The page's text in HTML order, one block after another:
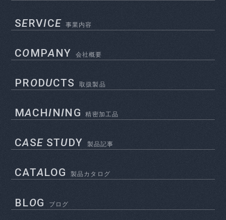
SERVICE 事業内容
COMPANY 会社概要
PRODUCTS 取扱製品
MACHINING 精密加工品
CASESTUDY 製品記事
CATA LOG 製品カタログ
BLOG ブログ